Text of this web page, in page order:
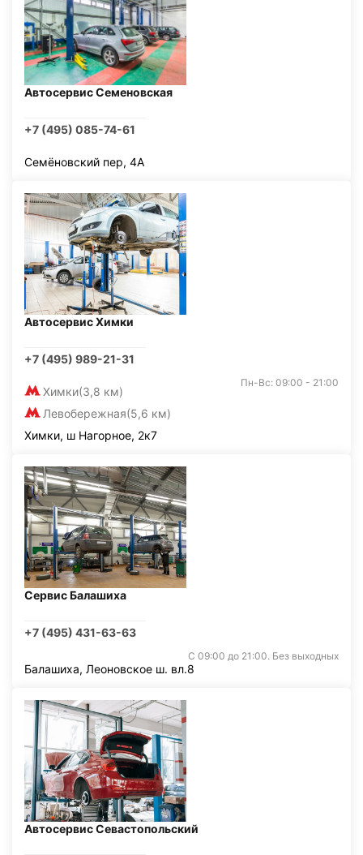
Автосервис Семеновская
+7 (495) 085-74-61
Семёновский пер, 4А
Автосервис Химки
+7 (495) 989-21-31
Химки(3,8 км)
Левобережная(5,6 км)
Пн-Вс: 09:00 - 21:00
Химки, ш Нагорное, 2к7
Сервис Балашиха
+7 (495) 431-63-63
С 09:00 до 21:00. Без выходных
Балашиха, Леоновское ш. вл.8
Автосервис Севастопольский